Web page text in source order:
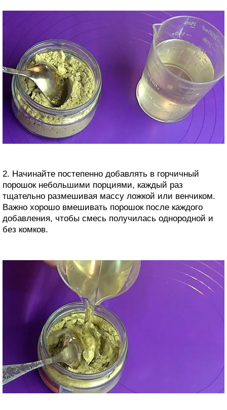
2. Начинайте постепенно добавлять в горчичный
порошок небольшими порциями, каждый раз
тщательно размешивая массу ложкой или венчиком.
Важно хорошо вмешивать порошок после каждого
добавления, чтобы смесь получилась однородной и
без комков.